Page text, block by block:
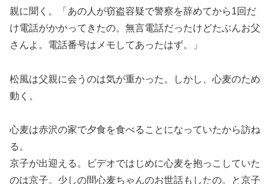
親に聞く。「あの人が窃盗容疑で警察を辞めてから1回だ
け電話がかかってきたの。無言電話だったけどたぶんお父
さんよ。電話番号はメモしてあったはず。」
松風は父親に会うのは気が重かった。しかし、心麦のため
動く。
心麦は赤沢の家で夕食を食べることになっていたから訪ね
る。
京子が出迎える。ビデオではじめに心麦を抱っこしていた
のは京子。少しの間心麦ちゃんのお世話もしたの。と京子